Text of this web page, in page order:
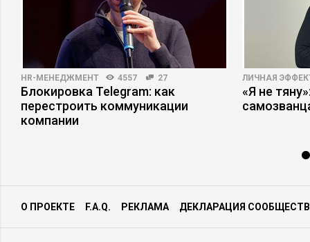
HR-МЕНЕДЖМЕНТ 4557 27
Блокировка Telegram: как
перестроить коммуникации
компании
ЛИЧНАЯ
«Я не
О ПРОЕКТЕ F.A.Q. РЕКЛАМА ДЕКЛАРАЦИЯ